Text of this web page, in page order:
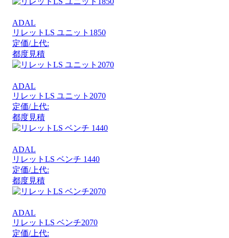
ADAL
リレットLS ユニット1850
定価/上代:
都度見積
ADAL
リレットLS ユニット2070
定価/上代:
都度見積
ADAL
リレットLS ベンチ 1440
定価/上代:
都度見積
ADAL
リレットLS ベンチ2070
定価/上代: